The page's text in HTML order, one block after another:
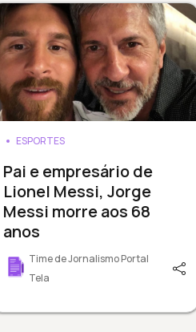
ESPORTES
Pai e empresário de
Lionel Messi, Jorge
Messi morre aos 68
anos
Time de Jornalismo Portal
Tela